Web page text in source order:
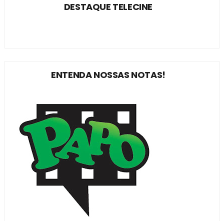
DESTAQUE TELECINE
ENTENDA NOSSAS NOTAS!